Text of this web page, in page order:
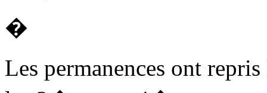
�
Les permanences ont